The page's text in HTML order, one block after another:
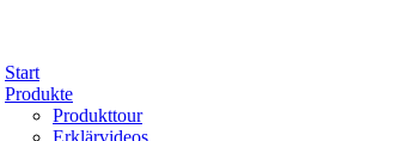
Start
Produkte
Produkttour
Erklärvideos